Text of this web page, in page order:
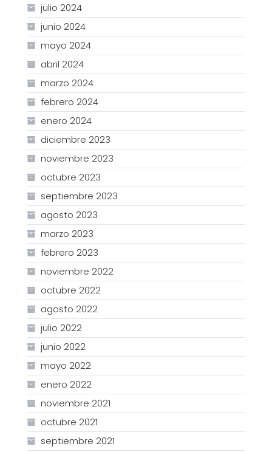
julio 2024
junio 2024
mayo 2024
abril 2024
marzo 2024
febrero 2024
enero 2024
diciembre 2023
noviembre 2023
octubre 2023
septiembre 2023
agosto 2023
marzo 2023
febrero 2023
noviembre 2022
octubre 2022
agosto 2022
julio 2022
junio 2022
mayo 2022
enero 2022
noviembre 2021
octubre 2021
septiembre 2021